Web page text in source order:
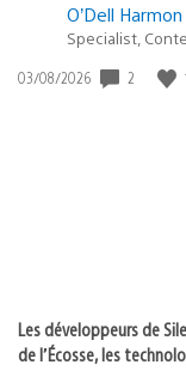
O’Dell Harmon
Specialist,
Date
03/08/2026 2
Les développeurs de
de l’Écosse, les